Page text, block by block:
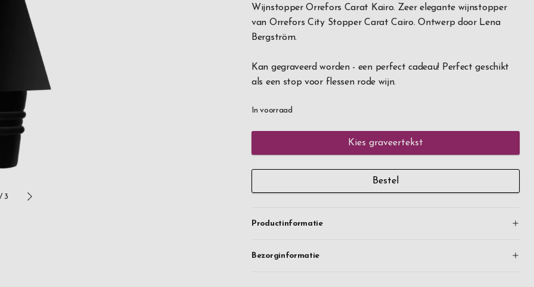
3
Wijnstopper Orrefors Carat Kairo. Zeer elegante wijnstopper
van Orrefors City Stopper Carat Cairo. Ontwerp door Lena
Bergström.
Kan gegraveerd worden - een perfect cadeau! Perfect geschikt
als een stop voor flessen rode wijn.
In voorraad
Kies graveertekst
Bestel
Productinformatie
Bezorginformatie